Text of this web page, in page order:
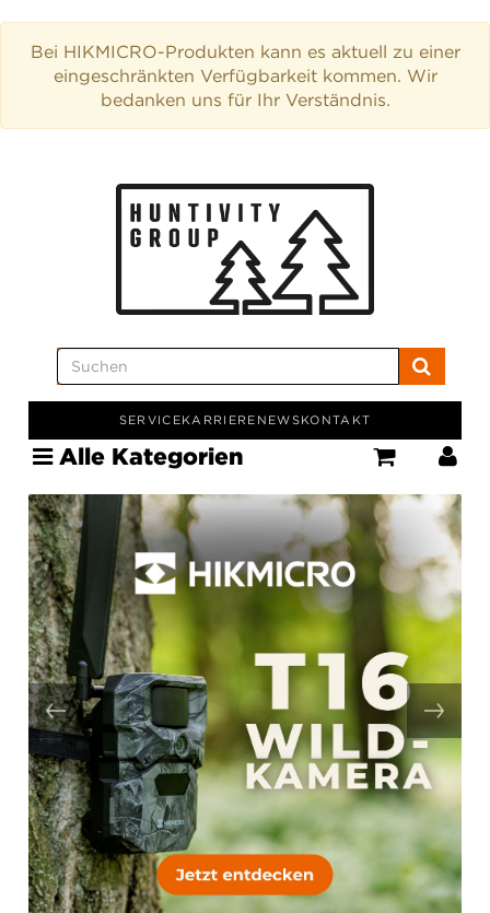
Bei HIKMICRO-Produkten kann es aktuell zu einer
eingeschränkten Verfügbarkeit kommen. Wir
bedanken uns für Ihr Verständnis.
SERVICEKARRIERE NEWSKONTAKT
Alle Kategorien